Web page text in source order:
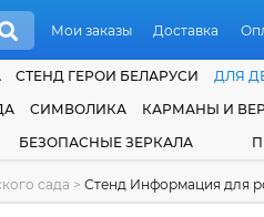
Мои заказы Доставка
СТЕНД ГЕРОИ БЕЛАРУСИ ДЛЯ
СИМВОЛИКА КАРМАНЫ И
БЕЗОПАСНЫЕ ЗЕРКАЛА
сада > Стенд Информация для